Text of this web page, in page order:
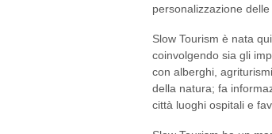
personalizzazione delle
Slow Tourism è nata
coinvolgendo sia gli
con alberghi,
della natura; fa
città luoghi ospitali e